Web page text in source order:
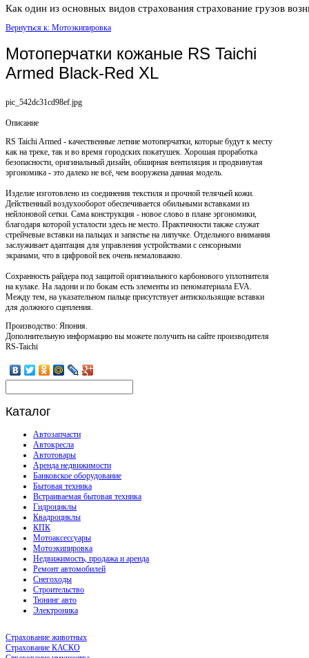
Как один из основных видов страхования страхование грузов
Вернуться к: Мотоэкипировка
Мотоперчатки кожаные RS Taichi
Armed Black-Red XL
pic_542dc31cd98ef.jpg
Описание
RS Taichi Armed - качественные летние мотоперчатки, которые будут к месту
как на треке, так и во время городских покатушек. Хорошая проработка
безопасности, оригинальный дизайн, обширная вентиляция и продвинутая
эргономика - это далеко не всё, чем вооружена данная модель.
Изделие изготовлено из соединения текстиля и прочной телячьей кожи.
Действенный воздухооборот обеспечивается обильными вставками из
нейлоновой сетки. Сама конструкция - новое слово в плане эргономики,
благодаря которой усталости здесь не место. Практичности также служат
стрейчевые вставки на пальцах и запястье на липучке. Отдельного внимания
заслуживает адаптация для управления устройствами с сенсорными
экранами, что в цифровой век очень немаловажно.
Сохранность райдера под защитой оригинального карбонового уплотнителя
на кулаке. На ладони и по бокам есть элементы из пеноматериала EVA.
Между тем, на указательном пальце присутствует антискользящие вставки
для должного сцепления.
Производство: Япония.
Дополнительную информацию вы можете получить на сайте производителя
RS-Taichi
Каталог
Автозапчасти
Автокресла
Автотовары
Аренда недвижимости
Банковское оборудование
Бытовая техника
Встраиваемая бытовая техника
Гидроциклы
Квадроциклы
КПК
Мотоаксессуары
Мотоэкипировка
Недвижимость, продажа и аренда
Ремонт автомобилей
Снегоходы
Строительство
Тюнинг авто
Электроника
Страхование животных
Страхование КАСКО